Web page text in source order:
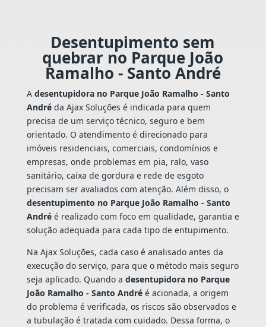
Desentupimento sem
quebrar no Parque João
Ramalho - Santo André
A desentupidora no Parque João Ramalho - Santo
Andréda Ajax Soluções é indicada para quem
precisa de um serviço técnico, seguro e bem
orientado. O atendimento é direcionado para
imóveis residenciais, comerciais, condomínios e
empresas, onde problemas em pia, ralo, vaso
sanitário, caixa de gordura e rede de esgoto
precisam ser avaliados com atenção. Além disso, o
desentupimento no Parque João Ramalho - Santo
Andréé realizado com foco em qualidade, garantia e
solução adequada para cada tipo de entupimento.
Na Ajax Soluções, cada caso é analisado antes da
execução do serviço, para que o método mais seguro
seja aplicado. Quando a desentupidora no Parque
João Ramalho - Santo Andréé acionada, a origem
do problema é verificada, os riscos são observados e
a tubulação é tratada com cuidado. Dessa forma, o